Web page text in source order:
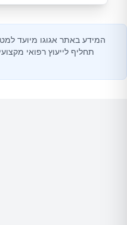
המידע באתר אגוגו מיועד
תחליף לייעוץ רפואי